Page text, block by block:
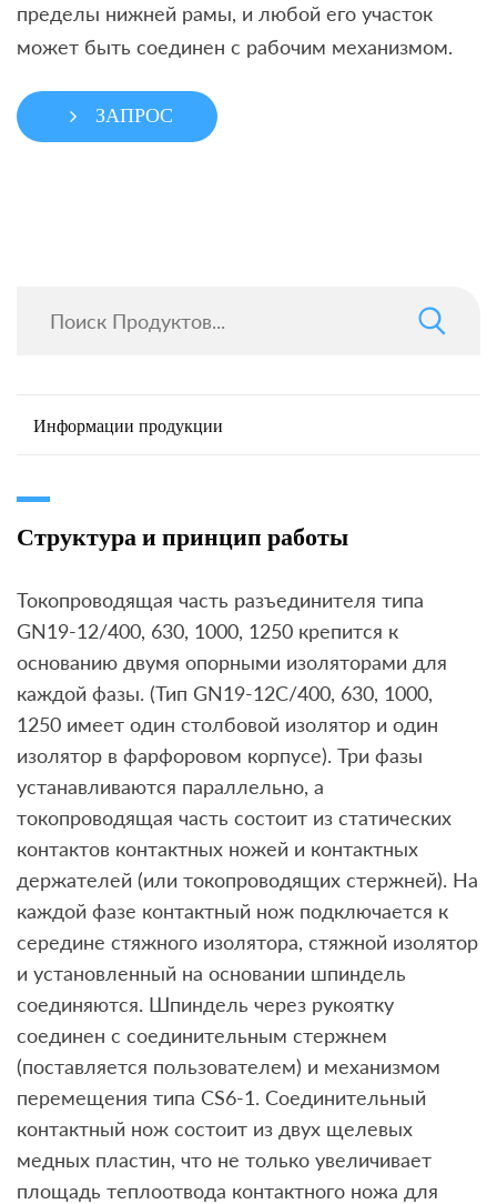
пределы нижней рамы, и любой его участок
может быть соединен с рабочим механизмом.
ЗАПРОС
Информации продукции
Структура и принцип работы
Токопроводящая часть разъединителя типа
GN19-12/400, 630, 1000, 1250 крепится к
основанию двумя опорными изоляторами для
каждой фазы. (Тип GN19-12C/400, 630, 1000,
1250 имеет один столбовой изолятор и один
изолятор в фарфоровом корпусе). Три фазы
устанавливаются параллельно, а
токопроводящая часть состоит из статических
контактов контактных ножей и контактных
держателей (или токопроводящих стержней). На
каждой фазе контактный нож подключается к
середине стяжного изолятора, стяжной изолятор
и установленный на основании шпиндель
соединяются. Шпиндель через рукоятку
соединен с соединительным стержнем
(поставляется пользователем) и механизмом
перемещения типа CS6-1. Соединительный
контактный нож состоит из двух щелевых
медных пластин, что не только увеличивает
площадь теплоотвода контактного ножа для